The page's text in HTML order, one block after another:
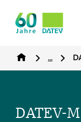
...
DATEV-